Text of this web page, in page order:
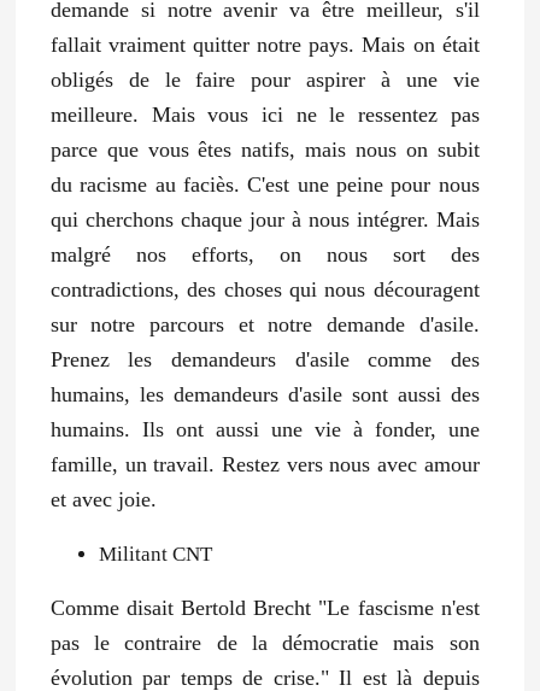
demande si notre avenir va être meilleur, s'il
fallait vraiment quitter notre pays. Mais on était
obligés de le faire pour aspirer à une vie
meilleure. Mais vous ici ne le ressentez pas
parce que vous êtes natifs, mais nous on subit
du racisme au faciès. C'est une peine pour nous
qui cherchons chaque jour à nous intégrer. Mais
malgré nos efforts, on nous sort des
contradictions, des choses qui nous découragent
sur notre parcours et notre demande d'asile.
Prenez les demandeurs d'asile comme des
humains, les demandeurs d'asile sont aussi des
humains. Ils ont aussi une vie à fonder, une
famille, un travail. Restez vers nous avec amour
et avec joie.
Militant CNT
Comme disait Bertold Brecht "Le fascisme n'est
pas le contraire de la démocratie mais son
évolution par temps de crise." Il est là depuis